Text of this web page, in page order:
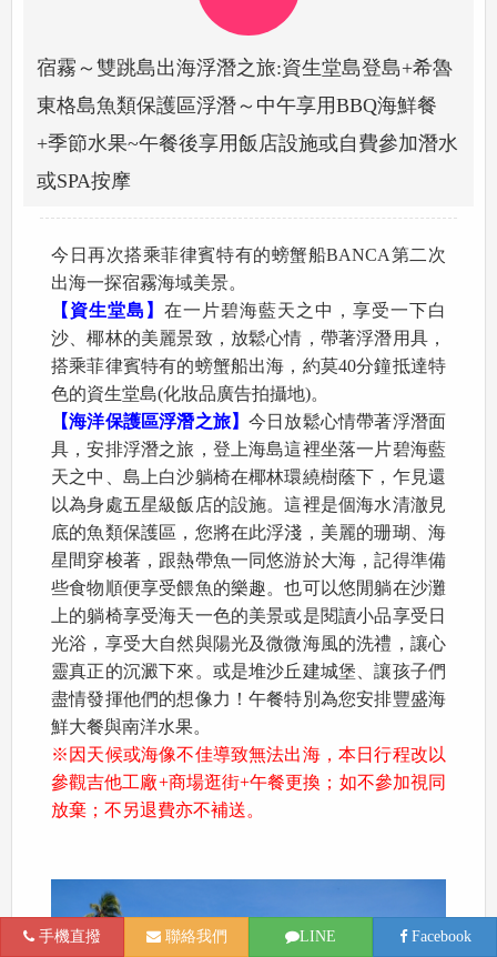
宿霧～雙跳島出海浮潛之旅:資生堂島登島+希魯
東格島魚類保護區浮潛～中午享用BBQ海鮮餐
+季節水果~午餐後享用飯店設施或自費參加潛水
或SPA按摩
今日再次搭乘菲律賓特有的螃蟹船BANCA第二次
出海一探宿霧海域美景。
【資生堂島】 在一片碧海藍天之中，享受一下白
沙、椰林的美麗景致，放鬆心情，帶著浮潛用具，
搭乘菲律賓特有的螃蟹船出海，約莫40分鐘抵達特
色的資生堂島(化妝品廣告拍攝地)。
【海洋保護區浮潛之旅】今日放鬆心情帶著浮潛面
具，安排浮潛之旅 ，登上海島這裡坐落一片碧海藍
天之中、島上白沙躺椅在椰林環繞樹蔭下，乍見還
以為身處五星級飯店的設施。這裡是個海水清澈見
底的魚類保護區，您將在此浮淺，美麗的珊瑚、海
星間穿梭著，跟熱帶魚一同悠游於大海，記得準備
些食物順便享受餵魚的樂趣。也可以悠閒躺在沙灘
上的躺椅享受海天一色的美景或是閱讀小品享受日
光浴，享受大自然與陽光及微微海風的洗禮，讓心
靈真正的沉澱下來。或是堆沙丘建城堡、讓孩子們
盡情發揮他們的想像力！午餐特別為您安排豐盛海
鮮大餐與南洋水果。
※因天候或海像不佳導致無法出海，本日行程改以
參觀吉他工廠+商場逛街+午餐更換；如不參加視同
放棄；不另退費亦不補送。
手機直撥 聯絡我們 LINE Facebook